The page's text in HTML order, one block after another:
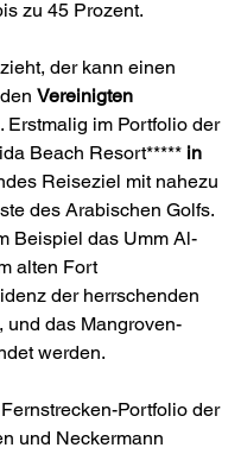
zu 45 Prozent.
der kann einen
Vereinigten
Erstmalig im Portfolio der
Beach Resort***** in
Reiseziel mit nahezu
des Arabischen Golfs.
Beispiel das Umm Al-
alten Fort
der herrschenden
und das Mangroven-
werden.
Portfolio der
und Neckermann